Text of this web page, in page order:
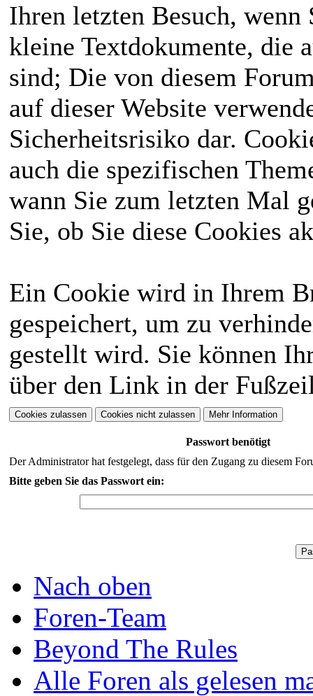
Ihren letzten Besuch,
kleine Textdokumente, die
sind; Die von diesem
auf dieser Website
Sicherheitsrisiko dar.
auch die spezifischen
wann Sie zum letzten Mal
Sie, ob Sie diese Cookies
Ein Cookie wird in Ihrem
gespeichert, um zu
gestellt wird. Sie können
über den Link in der
Passwort benötigt
Der Administrator hat festgelegt, dass für den Zugang zu diesem
Bitte geben Sie das Passwort ein:
Nach oben
Foren-Team
Beyond The Rules
Alle Foren als gelesen